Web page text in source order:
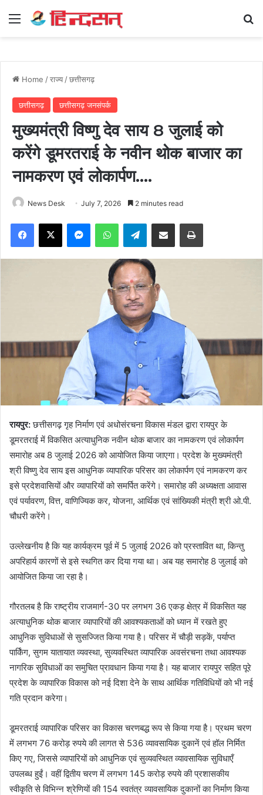
Menu
Home /राज्य /छत्तीसगढ़
छत्तीसगढ़ छत्तीसगढ़ जनसंपर्क
मुख्यमंत्री विष्णु देव साय 8 जुलाई को
करेंगे डूमरतराई के नवीन थोक बाजार का
नामकरण एवं लोकार्पण….
News Desk July 7, 2026 2 minutes read
Facebook
X MessengerWhatsAppTelegramShare via Email Print
रायपुर:छत्तीसगढ़ गृह निर्माण एवं अधोसंरचना विकास मंडल द्वारा रायपुर के
डूमरतराई में विकसित अत्याधुनिक नवीन थोक बाजार का नामकरण एवं लोकार्पण
समारोह अब 8 जुलाई 2026 को आयोजित किया जाएगा। प्रदेश के मुख्यमंत्री
श्री विष्णु देव साय इस आधुनिक व्यापारिक परिसर का लोकार्पण एवं नामकरण कर
इसे प्रदेशवासियों और व्यापारियों को समर्पित करेंगे। समारोह की अध्यक्षता आवास
एवं पर्यावरण, वित्त, वाणिज्यिक कर, योजना, आर्थिक एवं सांख्यिकी मंत्री श्री ओ.पी.
चौधरी करेंगे।
उल्लेखनीय है कि यह कार्यक्रम पूर्व में 5 जुलाई 2026 को प्रस्तावित था, किन्तु
अपरिहार्य कारणों से इसे स्थगित कर दिया गया था। अब यह समारोह 8 जुलाई को
आयोजित किया जा रहा है।
गौरतलब है कि राष्ट्रीय राजमार्ग-30 पर लगभग 36 एकड़ क्षेत्र में विकसित यह
अत्याधुनिक थोक बाजार व्यापारियों की आवश्यकताओं को ध्यान में रखते हुए
आधुनिक सुविधाओं से सुसज्जित किया गया है। परिसर में चौड़ी सड़कें, पर्याप्त
पार्किंग, सुगम यातायात व्यवस्था, सुव्यवस्थित व्यापारिक अवसंरचना तथा आवश्यक
नागरिक सुविधाओं का समुचित प्रावधान किया गया है। यह बाजार रायपुर सहित पूरे
प्रदेश के व्यापारिक विकास को नई दिशा देने के साथ आर्थिक गतिविधियों को भी नई
गति प्रदान करेगा।
डूमरतराई व्यापारिक परिसर का विकास चरणबद्ध रूप से किया गया है। प्रथम चरण
में लगभग 76 करोड़ रुपये की लागत से 536 व्यावसायिक दुकानें एवं हॉल निर्मित
किए गए, जिससे व्यापारियों को आधुनिक एवं सुव्यवस्थित व्यावसायिक सुविधाएँ
उपलब्ध हुईं। वहीं द्वितीय चरण में लगभग 145 करोड़ रुपये की प्रशासकीय
स्वीकृति से विभिन्न श्रेणियों की 154 स्वतंत्र व्यावसायिक दुकानों का निर्माण किया